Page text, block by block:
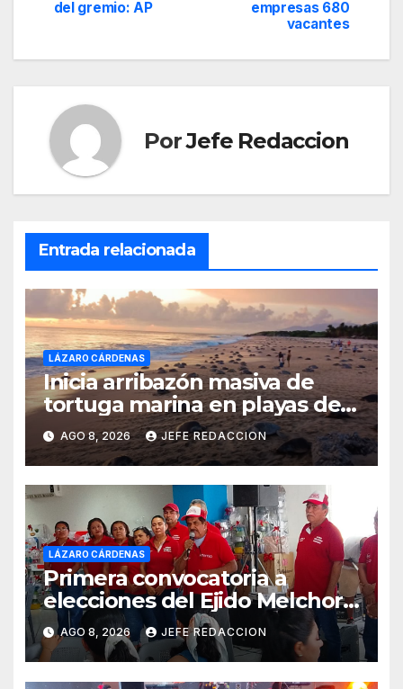
empresas 680
vacantes
del gremio: AP
PorJefe Redaccion
Entrada relacionada
LÁZARO CÁRDENAS
Inicia arribazón masiva de
tortuga marina en playas de
Michoacán
AGO 8, 2026 JEFE REDACCION
LÁZARO CÁRDENAS
Primera convocatoria a
elecciones del Ejido Melchor
Ocampo en Lázaro Cárdenas
el domingo
AGO 8, 2026 JEFE REDACCION